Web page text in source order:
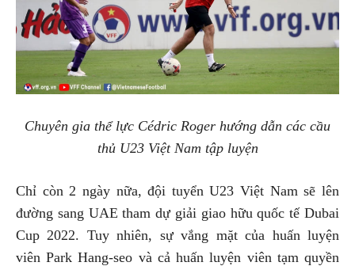
Chuyên gia thể lực Cédric Roger hướng dẫn các cầu
thủ U23 Việt Nam tập luyện
Chỉ còn 2 ngày nữa, đội tuyển U23 Việt Nam sẽ lên
đường sang UAE tham dự giải giao hữu quốc tế Dubai
Cup 2022. Tuy nhiên, sự vắng mặt của huấn luyện
viên Park Hang-seo và cả huấn luyện viên tạm quyền